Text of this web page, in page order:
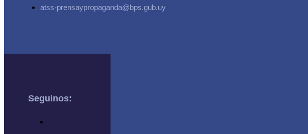
atss-prensaypropaganda@bps.gub.uy
Seguinos: